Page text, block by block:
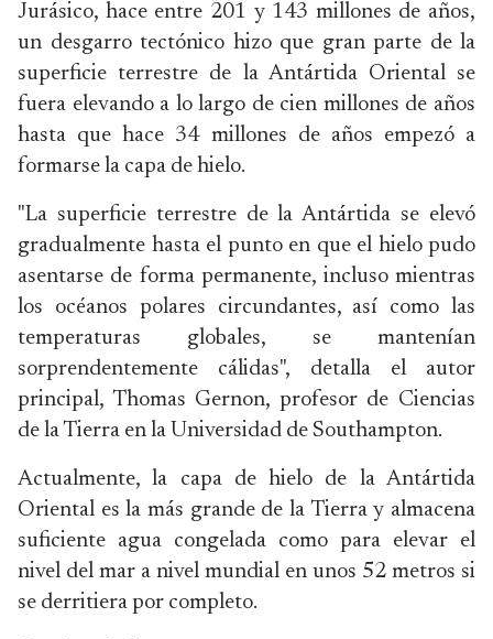
Jurásico, hace entre 201 y 143 millones de años,
un desgarro tectónico hizo que gran parte de la
superficie terrestre de la Antártida Oriental se
fuera elevando a lo largo de cien millones de años
hasta que hace 34 millones de años empezó a
formarse la capa de hielo.
"La superficie terrestre de la Antártida se elevó
gradualmente hasta el punto en que el hielo pudo
asentarse de forma permanente, incluso mientras
los océanos polares circundantes, así como las
temperaturas globales, se mantenían
sorprendentemente cálidas", detalla el autor
principal, Thomas Gernon, profesor de Ciencias
de la Tierra en la Universidad de Southampton.
Actualmente, la capa de hielo de la Antártida
Oriental es la más grande de la Tierra y almacena
suficiente agua congelada como para elevar el
nivel del mar a nivel mundial en unos 52 metros si
se derritiera por completo.